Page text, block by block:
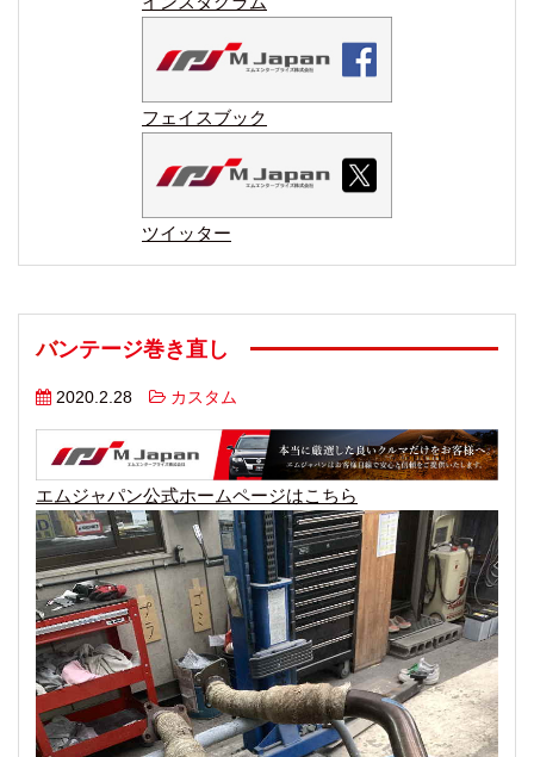
フェイスブック
ツイッター
バンテージ巻き直し
2020.2.28 カスタム
エムジャパン公式ホームページはこちら